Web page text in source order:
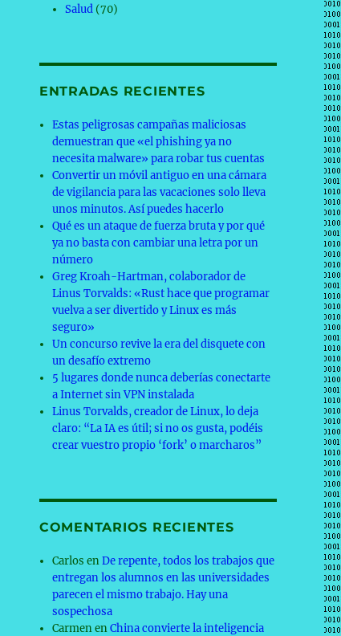
Salud (70)
ENTRADAS RECIENTES
Estas peligrosas campañas maliciosas
demuestran que «el phishing ya no
necesita malware» para robar tus cuentas
Convertir un móvil antiguo en una cámara
de vigilancia para las vacaciones solo lleva
unos minutos. Así puedes hacerlo
Qué es un ataque de fuerza bruta y por qué
ya no basta con cambiar una letra por un
número
Greg Kroah-Hartman, colaborador de
Linus Torvalds: «Rust hace que programar
vuelva a ser divertido y Linux es más
seguro»
Un concurso revive la era del disquete con
un desafío extremo
5 lugares donde nunca deberías conectarte
a Internet sin VPN instalada
Linus Torvalds, creador de Linux, lo deja
claro: “La IA es útil; si no os gusta, podéis
crear vuestro propio ‘fork’ o marcharos”
COMENTARIOS RECIENTES
Carlos enDe repente, todos los trabajos que
entregan los alumnos en las universidades
parecen el mismo trabajo. Hay una
sospechosa
CarmenenChina convierte la inteligencia